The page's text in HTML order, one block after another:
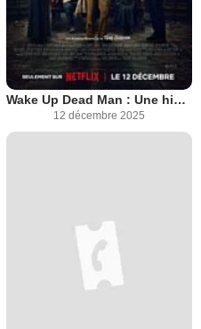
Wake Up Dead Man : Une histoire à couteaux tirés
12 décembre 2025